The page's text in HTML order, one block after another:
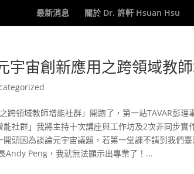
最新消息 關於 Dr. 許軒 Hsuan Hsu
宇宙創新應用之跨領域教
跨領域教師增能社群」開跑了，第一站TAVAR彭
社群」我將主持十次講座與工作坊及2次非同步
頭因為談論元宇宙議題，若第一堂課不請到我們
Andy Peng，我就無法顯示出專業了！...